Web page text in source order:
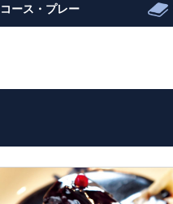
コース・プレー